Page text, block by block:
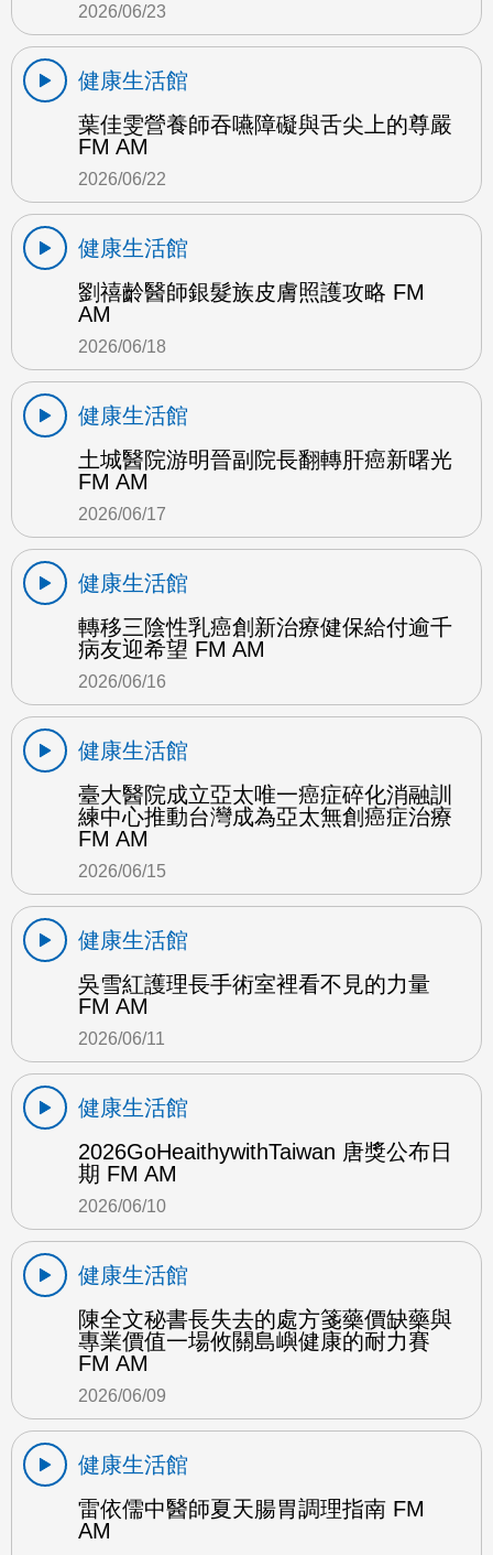
2026/06/23
健康生活館
葉佳雯營養師吞嚥障礙與舌尖上的尊嚴
FM AM
2026/06/22
健康生活館
劉禧齡醫師銀髮族皮膚照護攻略 FM
AM
2026/06/18
健康生活館
土城醫院游明晉副院長翻轉肝癌新曙光
FM AM
2026/06/17
健康生活館
轉移三陰性乳癌創新治療健保給付逾千
病友迎希望 FM AM
2026/06/16
健康生活館
臺大醫院成立亞太唯一癌症碎化消融訓
練中心推動台灣成為亞太無創癌症治療
FM AM
2026/06/15
健康生活館
吳雪紅護理長手術室裡看不見的力量
FM AM
2026/06/11
健康生活館
2026GoHeaithywithTaiwan 唐獎公布日
期 FM AM
2026/06/10
健康生活館
陳全文秘書長失去的處方箋藥價缺藥與
專業價值一場攸關島嶼健康的耐力賽
FM AM
2026/06/09
健康生活館
雷依儒中醫師夏天腸胃調理指南 FM
AM